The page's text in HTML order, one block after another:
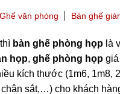
Ghế văn phòng Bàn ghế
bàn ghế phòng họplà
họp, ghế phòng họp
kích thước (1m6, 1m8,
sắt,…) cho khách